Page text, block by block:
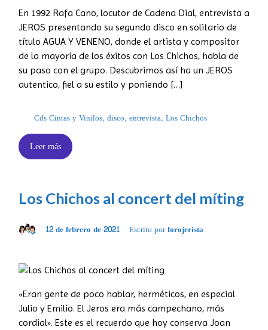
En 1992 Rafa Cano, locutor de Cadena Dial, entrevista a
JEROS presentando su segundo disco en solitario de
título AGUA Y VENENO, donde el artista y compositor
de la mayoría de los éxitos con Los Chichos, habla de
su paso con el grupo. Descubrimos así ha un JEROS
autentico, fiel a su estilo y poniendo […]
Cds Cintas y Vinilos, disco, entrevista, Los Chichos
Leer más
Los Chichos al concert del míting
12 de febrero de 2021 Escrito porforojerista
«Eran gente de poco hablar, herméticos, en especial
Julio y Emilio. El Jeros era más campechano, más
cordial». Este es el recuerdo que hoy conserva Joan